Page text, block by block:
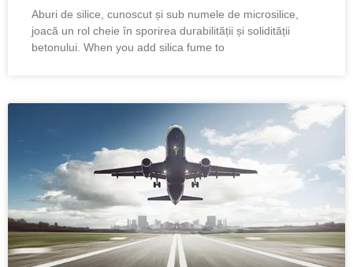
Aburi de silice, cunoscut și sub numele de microsilice,
joacă un rol cheie în sporirea durabilității și solidității
betonului. When you add silica fume to